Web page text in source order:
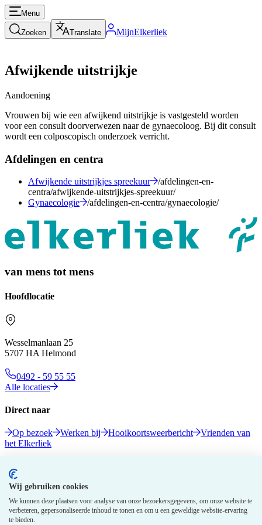
Wij gebruiken cookies
We kunnen deze plaatsen voor analyse van onze bezoekersgegevens, om onze website te
verbeteren, gepersonaliseerde inhoud te tonen en om u een geweldige website-ervaring
te bieden.
Menu
Zoeken Translate MijnElkerliek
Afwijkende uitstrijkje
Aandoening
Vrouwen bij wie een afwijkend uitstrijkje is vastgesteld worden
voor een consult doorverwezen naar de gynaecoloog. Bij dit consult
wordt een colposcopisch onderzoek verricht.
Afdelingen en centra
Afwijkende uitstrijkjes spreekuur
/afdelingen-en-
centra/afwijkende-uitstrijkjes-spreekuur/
Gynaecologie
/afdelingen-en-centra/gynaecologie/
van mens tot mens
Hoofdlocatie
Wesselmanlaan 25
5707 HA Helmond
0492 - 59 55 55
Alle locaties
Direct naar
Op bezoek Werken bij Hooikoortsweerbericht
Vrienden van
het Elkerliek
Volg ons